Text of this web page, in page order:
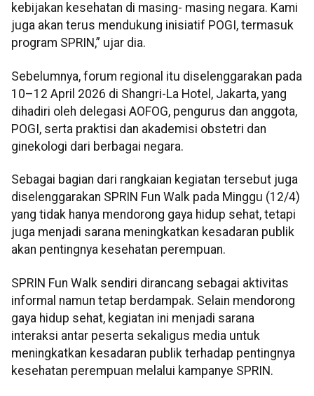
kebijakan kesehatan di masing- masing negara. Kami
juga akan terus mendukung inisiatif POGI, termasuk
program SPRIN,” ujar dia.
Sebelumnya, forum regional itu diselenggarakan pada
10–12 April 2026 di Shangri-La Hotel, Jakarta, yang
dihadiri oleh delegasi AOFOG, pengurus dan anggota,
POGI, serta praktisi dan akademisi obstetri dan
ginekologi dari berbagai negara.
Sebagai bagian dari rangkaian kegiatan tersebut juga
diselenggarakan SPRIN Fun Walk pada Minggu (12/4)
yang tidak hanya mendorong gaya hidup sehat, tetapi
juga menjadi sarana meningkatkan kesadaran publik
akan pentingnya kesehatan perempuan.
SPRIN Fun Walk sendiri dirancang sebagai aktivitas
informal namun tetap berdampak. Selain mendorong
gaya hidup sehat, kegiatan ini menjadi sarana
interaksi antar peserta sekaligus media untuk
meningkatkan kesadaran publik terhadap pentingnya
kesehatan perempuan melalui kampanye SPRIN.